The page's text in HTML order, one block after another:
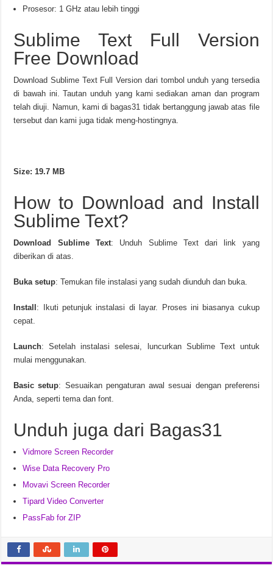
Prosesor: 1 GHz atau lebih tinggi
Sublime Text Full Version
Free Download
Download Sublime Text Full Version dari tombol unduh yang tersedia
di bawah ini. Tautan unduh yang kami sediakan aman dan program
telah diuji. Namun, kami di bagas31 tidak bertanggung jawab atas file
tersebut dan kami juga tidak meng-hostingnya.
Size: 19.7 MB
How to Download and Install
Sublime Text?
Download Sublime Text: Unduh Sublime Text dari link yang
diberikan di atas.
Buka setup: Temukan file instalasi yang sudah diunduh dan buka.
Install : Ikuti petunjuk instalasi di layar. Proses ini biasanya cukup
cepat.
Launch: Setelah instalasi selesai, luncurkan Sublime Text untuk
mulai menggunakan.
Basic setup: Sesuaikan pengaturan awal sesuai dengan preferensi
Anda, seperti tema dan font.
Unduh juga dari Bagas31
Vidmore Screen Recorder
Wise Data Recovery Pro
Movavi Screen Recorder
Tipard Video Converter
PassFab for ZIP